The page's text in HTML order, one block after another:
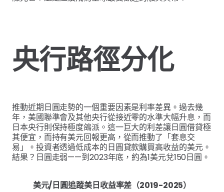
央行路徑分化
推動近期日圓走勢的一個重要因素是利率差異。過去幾
年，美國聯準會及其他央行從接近零的水準大幅升息，而
日本央行則保持極度鴿派。這一巨大的利差讓日圓借貸極
其便宜，而持有美元回報更高，從而推動了「套息交
易」。投資者透過低成本的日圓貸款購買高收益的美元。
結果？日圓走弱——到2023年底，約為1美元兌150日圓。
美元/日圓追蹤美日收益率差（2019-2025）